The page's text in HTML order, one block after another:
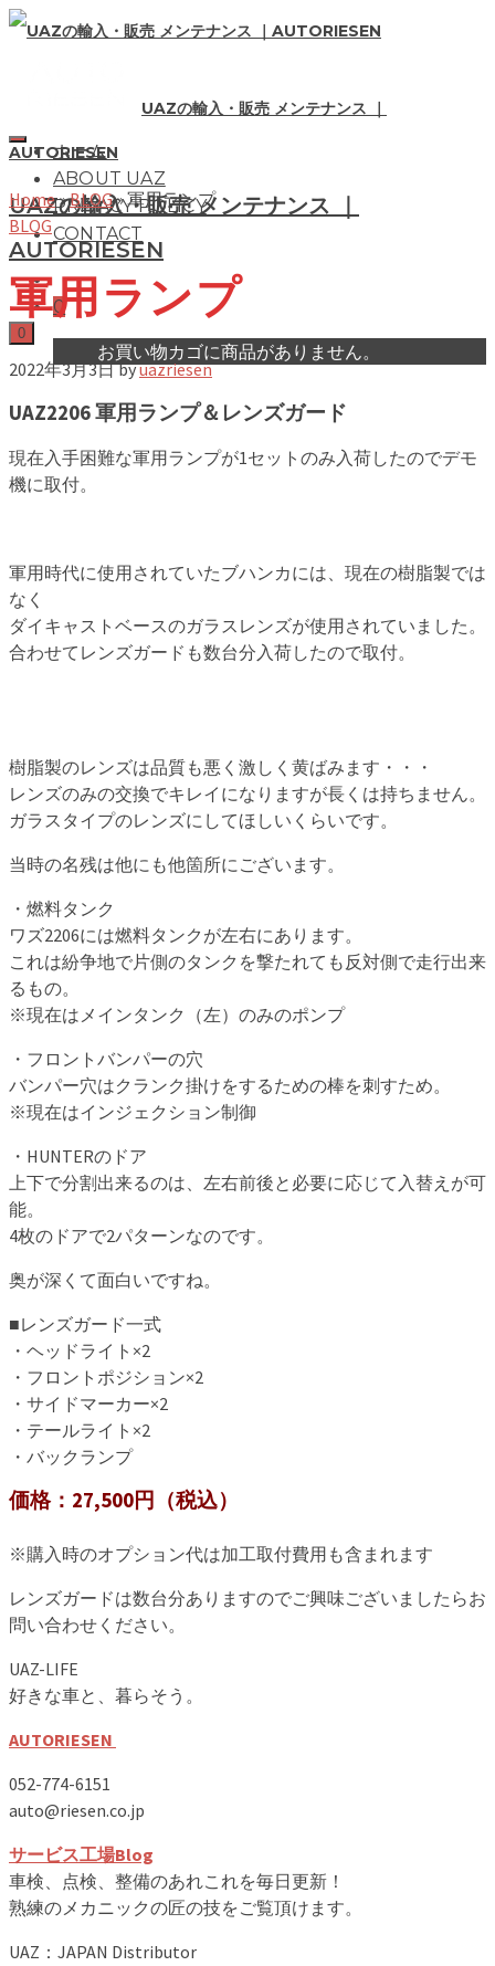
UAZの輸入・販売 メンテナンス ｜
AUTORIESEN
ホーム
ABOUT UAZ
PRIVACY POLICY
CONTACT
0
お買い物カゴに商品がありません。
UAZの輸入・販売 メンテナンス ｜
AUTORIESEN
0
Home»BLOG»軍用ランプ
BLOG
軍用ランプ
2022年3月3日byuazriesen
UAZ2206 軍用ランプ＆レンズガード
現在入手困難な軍用ランプが1セットのみ入荷したのでデモ
機に取付。
軍用時代に使用されていたブハンカには、現在の樹脂製では
なく
ダイキャストベースのガラスレンズが使用されていました。
合わせてレンズガードも数台分入荷したので取付。
樹脂製のレンズは品質も悪く激しく黄ばみます・・・
レンズのみの交換でキレイになりますが長くは持ちません。
ガラスタイプのレンズにしてほしいくらいです。
当時の名残は他にも他箇所にございます。
・燃料タンク
ワズ2206には燃料タンクが左右にあります。
これは紛争地で片側のタンクを撃たれても反対側で走行出来
るもの。
※現在はメインタンク（左）のみのポンプ
・フロントバンパーの穴
バンパー穴はクランク掛けをするための棒を刺すため。
※現在はインジェクション制御
・HUNTERのドア
上下で分割出来るのは、左右前後と必要に応じて入替えが可
能。
4枚のドアで2パターンなのです。
奥が深くて面白いですね。
■レンズガード一式
・ヘッドライト×2
・フロントポジション×2
・サイドマーカー×2
・テールライト×2
・バックランプ
価格：27,500円（税込）
※購入時のオプション代は加工取付費用も含まれます
レンズガードは数台分ありますのでご興味ございましたらお
問い合わせください。
UAZ-LIFE
好きな車と、暮らそう。
AUTORIESEN
052-774-6151
auto@riesen.co.jp
サービス工場Blog
車検、点検、整備のあれこれを毎日更新！
熟練のメカニックの匠の技をご覧頂けます。
UAZ：JAPAN Distributor